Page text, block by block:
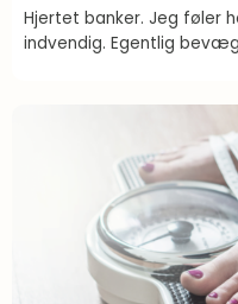
Sundhed
Vægttabsmedicin
Hjertet banker. Jeg føler
indvendig. Egentlig